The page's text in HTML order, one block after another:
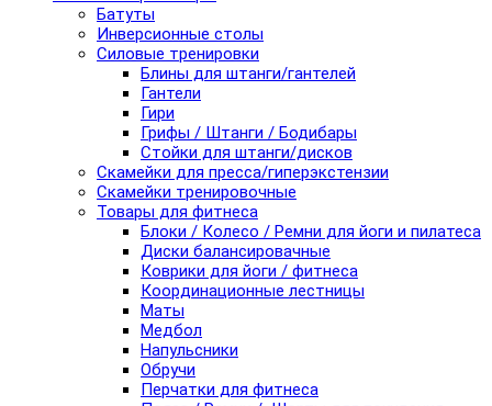
Батуты
Инверсионные столы
Силовые тренировки
Блины для штанги/гантелей
Гантели
Гири
Грифы / Штанги / Бодибары
Стойки для штанги/дисков
Скамейки для пресса/гиперэкстензии
Скамейки тренировочные
Товары для фитнеса
Блоки / Колесо / Ремни для йоги и пилатеса
Диски балансировачные
Коврики для йоги / фитнеса
Координационные лестницы
Маты
Медбол
Напульсники
Обручи
Перчатки для фитнеса